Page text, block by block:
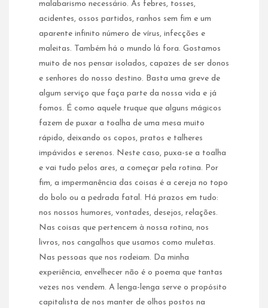
malabarismo necessário. As febres, tosses,
acidentes, ossos partidos, ranhos sem fim e um
aparente infinito número de vírus, infecções e
maleitas. Também há o mundo lá fora. Gostamos
muito de nos pensar isolados, capazes de ser donos
e senhores do nosso destino. Basta uma greve de
algum serviço que faça parte da nossa vida e já
fomos. É como aquele truque que alguns mágicos
fazem de puxar a toalha de uma mesa muito
rápido, deixando os copos, pratos e talheres
impávidos e serenos. Neste caso, puxa-se a toalha
e vai tudo pelos ares, a começar pela rotina. Por
fim, a impermanência das coisas é a cereja no topo
do bolo ou a pedrada fatal. Há prazos em tudo:
nos nossos humores, vontades, desejos, relações.
Nas coisas que pertencem à nossa rotina, nos
livros, nos cangalhos que usamos como muletas.
Nas pessoas que nos rodeiam. Da minha
experiência, envelhecer não é o poema que tantas
vezes nos vendem. A lenga-lenga serve o propósito
capitalista de nos manter de olhos postos na